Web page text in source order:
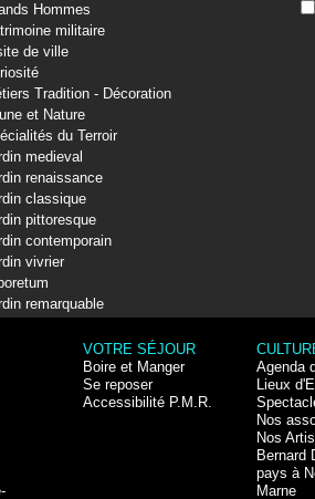
Hommes
militaire
de ville
Tradition - Décoration
et Nature
du Terroir
medieval
renaissance
classique
pittoresque
contemporain
vivrier
remarquable
VOTRE SÉJOUR
Boire et Manger
Se reposer
Accessibilité P.M.R.
Agenda
Lieux
Nos
Nos
Bernard
pays à
Marne